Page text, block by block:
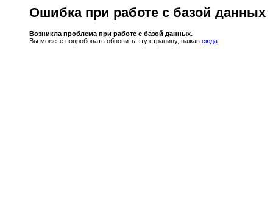
Ошибка при работе с базой данных
Возникла проблема при работе с базой данных.
Вы можете попробовать обновить эту страницу, нажав сюда